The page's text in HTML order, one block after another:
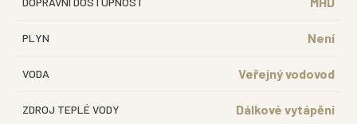
PLYN Není
VODA Veřejný vodovod
ZDROJ TEPLÉ VODY Dálkové vytápění